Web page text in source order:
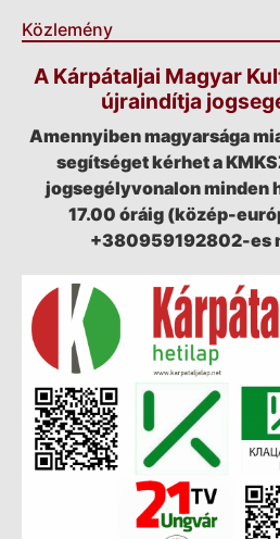
Közlemény
A Kárpátaljai Magyar
újraindítja
Amennyiben magyarsága
segítséget kérhet a
jogsegélyvonalon minden
17.00 óráig (közép-
+380959192802-es